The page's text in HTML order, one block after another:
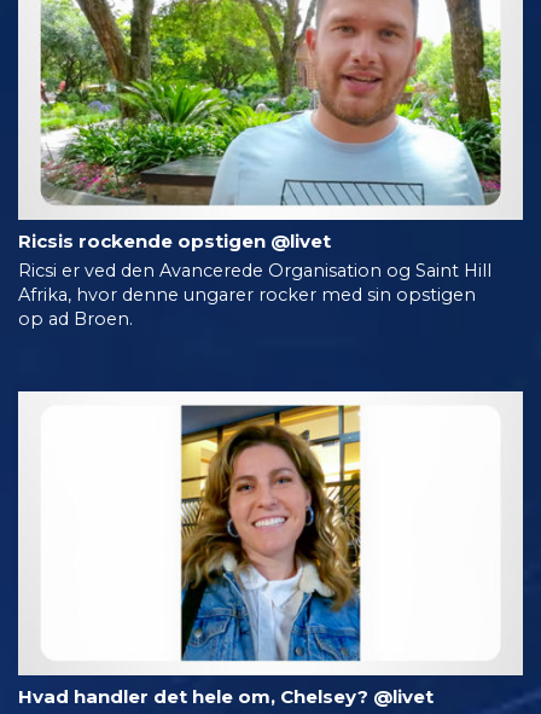
Ricsis rockende opstigen @livet
Ricsi er ved den Avancerede Organisation og Saint Hill
Afrika, hvor denne ungarer rocker med sin opstigen
op ad Broen.
Hvad handler det hele om, Chelsey? @livet